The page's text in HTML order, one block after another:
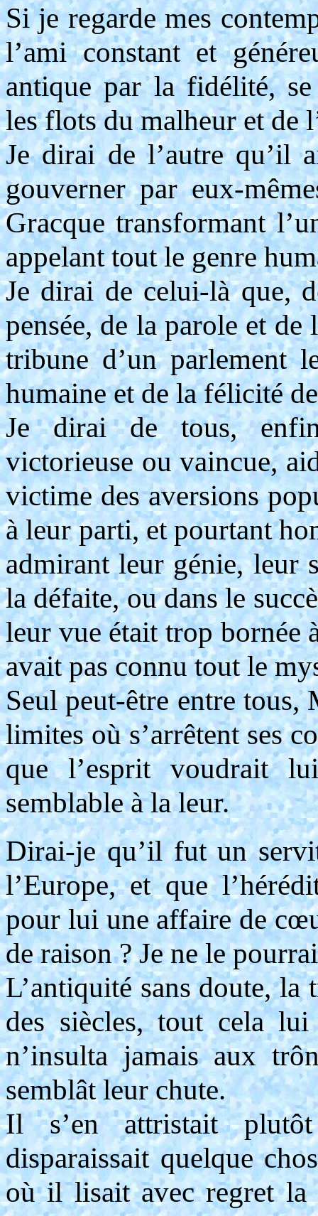
Si je regarde mes
l’ami constant et
antique par la fidélité, se
les flots du malheur et de
Je dirai de l’autre qu’il
gouverner par eux-
Gracque transformant
appelant tout le genre
Je dirai de celui-là que,
pensée, de la parole et
tribune d’un parlement
humaine et de la félicité
Je dirai de tous,
victorieuse ou vaincue,
victime des aversions
à leur parti, et pourtant
admirant leur génie, leur
la défaite, ou dans le
leur vue était trop bornée
avait pas connu tout le
Seul peut-être entre tous,
limites où s’arrêtent ses
que l’esprit voudrait
semblable à la leur.
Dirai-je qu’il fut un
l’Europe, et que
pour lui une affaire de
de raison ? Je ne le
L’antiquité sans doute, la
des siècles, tout cela
n’insulta jamais aux
semblât leur chute.
Il s’en attristait
disparaissait quelque
où il lisait avec regret la